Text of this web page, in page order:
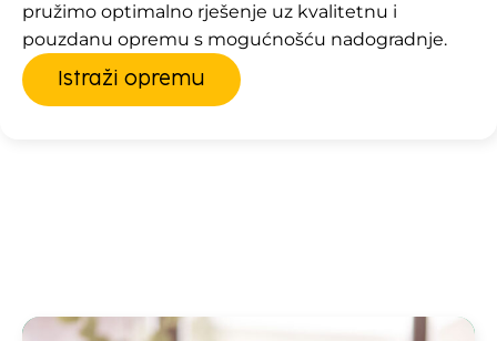
pružimo optimalno rješenje uz kvalitetnu i
pouzdanu opremu s mogućnošću nadogradnje.
Istraži opremu